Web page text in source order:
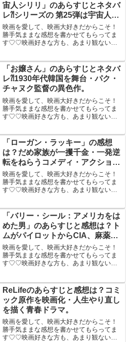
宙人シリリ」のあらすじとネタバ
レ⁈シリーズの 第25弾は宇宙人と
の遭遇。
映画を愛して、映画大好きだからこそ！
勝手気ままな感想を書かせてもらってま
す♡♡映画好きな方も、あまり観ない方
height="1" width="1" s...
「お嬢さん」のあらすじとネタバ
レ⁈1930年代韓国を舞台・パク・
チャヌク監督の異色作。
映画を愛して、映画大好きだからこそ！
勝手気ままな感想を書かせてもらってま
す♡♡映画好きな方も、あまり観ない方
1930年代の韓国を舞台にしたパク・チャ
ヌ...
「ローガン・ラッキー」の感想
は？だめ家族が一攫千金・一発逆
転をねらうコメディ・アクショ
ン。
映画を愛して、映画大好きだからこそ！
勝手気ままな感想を書かせてもらってま
す♡♡映画好きな方も、あまり観ない方
め家族が一攫千金・一発逆転をねらうコ
メデ...
「バリー・シール：アメリカをは
めた男」のあらすじと感想は？ト
ムがパイロットからCIA、麻薬の
運び屋となった実在人物を演じ
る。
映画を愛して、映画大好きだからこそ！
勝手気ままな感想を書かせてもらってま
す♡♡映画好きな方も、あまり観ない方
日公開(115分）パイロットからCIA、麻
薬...
ReLifeのあらすじと感想は？コミ
ック原作を映画化・人生やり直し
を描く青春ドラマ。
映画を愛して、映画大好きだからこそ！
勝手気ままな感想を書かせてもらってま
す♡♡映画好きな方も、あまり観ない方